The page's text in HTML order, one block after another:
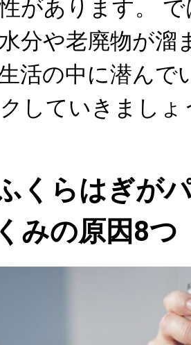
があります。
分や老廃物が溜
活の中に潜んで
していきましょ
くらはぎが
みの原因8つ